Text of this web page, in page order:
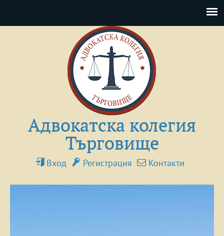
Адвокатска колегия
Търговище
Вход Регистрация Контакти